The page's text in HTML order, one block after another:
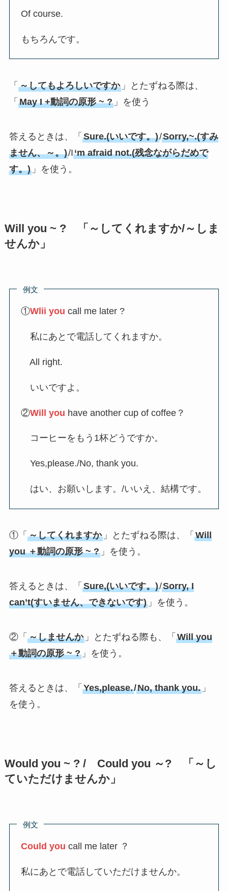
Of course.
もちろんです。
「 ～してもよろしいですか」とたずねる際は、
「 May I +動詞の原形 ~ ?」を使う
答えるときは、「 Sure.(いいです。)/Sorry,~.(すみ
ません、～。)/I‘m afraid not.(残念ながらだめで
す。)」を使う。
Will you ~ ? 「～してくれますか/～しま
せんか」
例文
①Wlii you call me later ?
私にあとで電話してくれますか。
All right.
いいですよ。
②Will you have another cup of coffee？
コーヒーをもう1杯どうですか。
Yes,please./No, thank you.
はい、お願いします。/いいえ、結構です。
①「 ～してくれますか」とたずねる際は、「 Will
you ＋動詞の原形 ~ ?」を使う。
答えるときは、「 Sure,(いいです。)/Sorry, I
can’t(すいません、できないです)」を使う。
②「 ～しませんか」とたずねる際も、「 Will you
＋動詞の原形 ~ ?」を使う。
答えるときは、「 Yes,please./No, thank you.」
を使う。
Would you ~ ? / Could you ～? 「～し
ていただけませんか」
例文
Could youcall me later ？
私にあとで電話していただけませんか。